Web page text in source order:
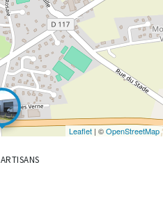
Leaflet | ©OpenStreetMap
ARTISANS